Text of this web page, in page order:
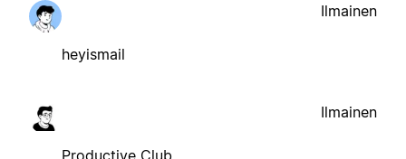
heyismail
Ilmainen
Productive Club
Ilmainen